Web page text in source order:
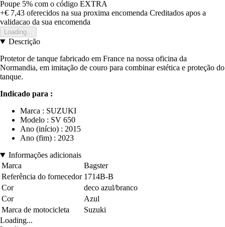
Poupe 5% com o código EXTRA
+€ 7,43 oferecidos na sua proxima encomenda Creditados apos a
validacao da sua encomenda
Loading...
Descrição
Protetor de tanque fabricado em France na nossa oficina da
Normandia, em imitação de couro para combinar estética e proteção do
tanque.
Indicado para :
Marca : SUZUKI
Modelo : SV 650
Ano (início) : 2015
Ano (fim) : 2023
Informações adicionais
Marca
Bagster
Referência do fornecedor 1714B-B
Cor
deco azul/branco
Cor
Azul
Marca de motocicleta
Suzuki
Loading...